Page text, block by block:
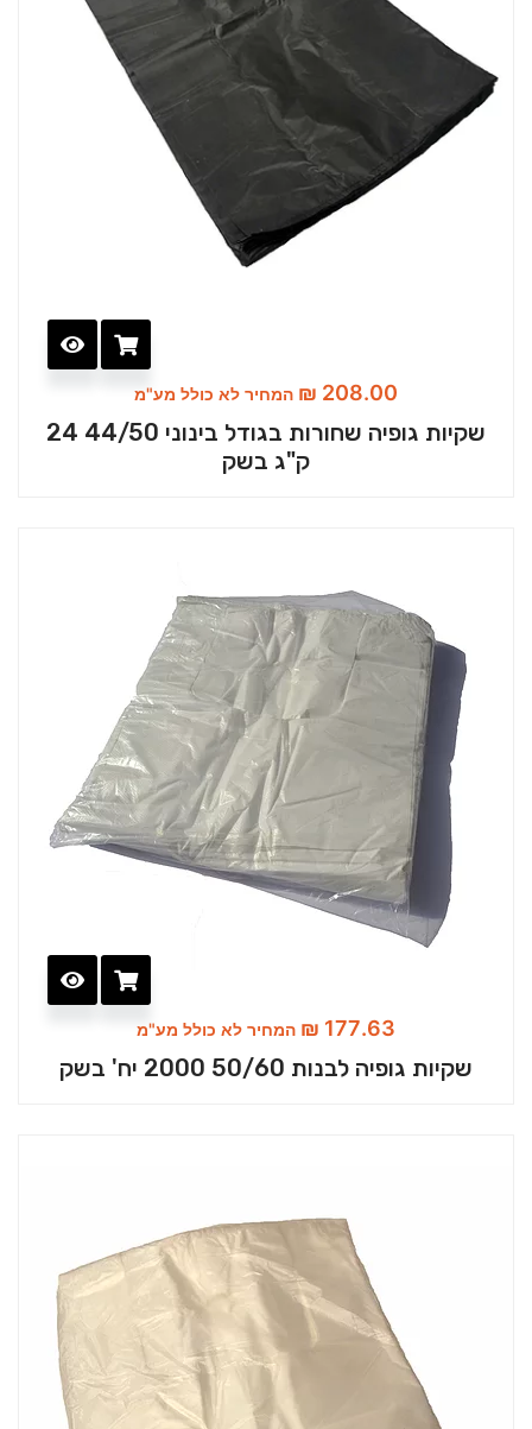
₪ 208.00 המחיר לא כולל מע"מ
שקיות גופיה שחורות בגודל בינוני 44/50 24
ק"ג בשק
₪ 177.63 המחיר לא כולל מע"מ
שקיות גופיה לבנות 50/60 2000 יח' בשק